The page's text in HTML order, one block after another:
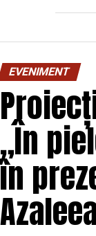
EVENIMENT
„În
în